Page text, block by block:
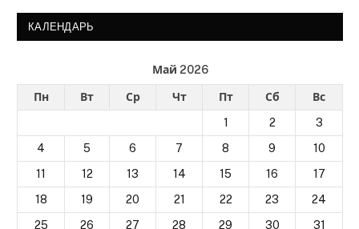
КАЛЕНДАРЬ
Май 2026
Пн Вт Ср Чт Пт Сб
Вс
1
2
3
4
5 6 7 8 9
10
11
12 13 14 15 16
17
18
19 20 21 22 23
24
25
26 27 28 29 30 31